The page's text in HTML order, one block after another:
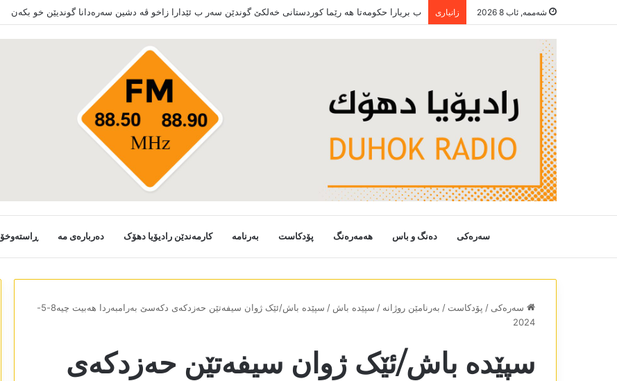
شەممە, ئاب 8 2026 زانیاری ھەر سترانەک چێرۆکەکە
سەرەکی دەنگ و باس هەمەرەنگ پۆدکاست بەرنامە کارمەندێن رادیۆیا دھۆک دەربارەی مە ڕاستەوخۆ
سەرەکی / پۆدکاست / بەرنامێن روژانە / سپێدە باش /
سپێدە باش/ئێک ژوان سیفەتێن حەزدکەی دکەسێ بەرامبەردا ھەبیت چیە8-5-
2024
سپێدە باش/ئێک ژوان سیفەتێن حەزدکەی